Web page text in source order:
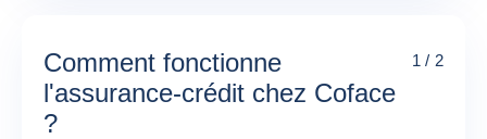
Comment fonctionne
l'assurance-crédit chez Coface
?
1 / 2